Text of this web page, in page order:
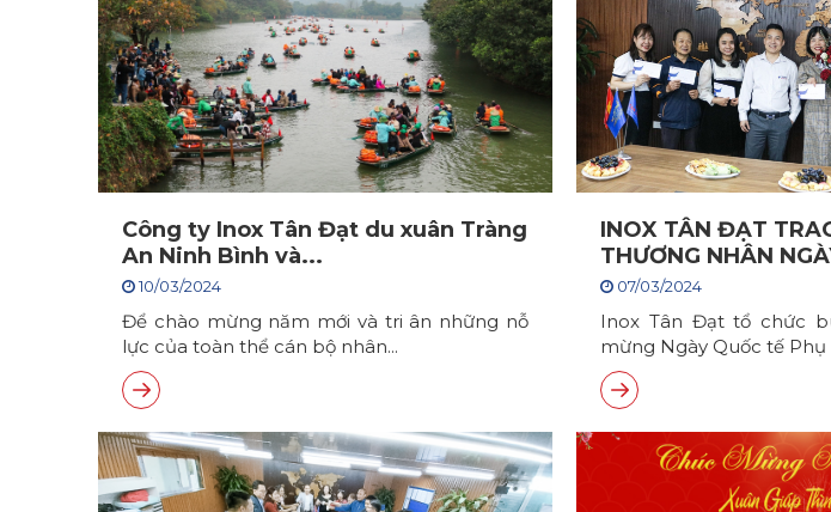
Công ty Inox Tân Đạt du xuân Tràng
An Ninh Bình và...
10/03/2024
Để chào mừng năm mới và tri ân những nỗ
lực của toàn thể cán bộ nhân...
INOX TÂN ĐẠT
THƯƠNG NHÂN
07/03/2024
Inox Tân Đạt tổ chức
mừng Ngày Quốc tế Phụ